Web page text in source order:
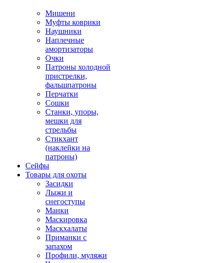
Мишени
Муфты коврики
Наушники
Наплечные
амортизаторы
Очки
Патроны холодной
пристрелки,
фальшпатроны
Перчатки
Сошки
Станки, упоры,
мешки для
стрельбы
Стикхант
(наклейки на
патроны)
Сейфы
Товары для охоты
Засидки
Лыжи и
снегоступы
Манки
Маскировка
Маскхалаты
Приманки с
запахом
Профили, муляжи